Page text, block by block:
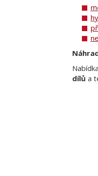
dílů a